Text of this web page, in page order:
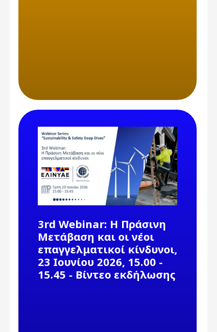
3rd Webinar: Η Πράσινη
Μετάβαση και οι νέοι
επαγγελματικοί κίνδυνοι,
23 Ιουνίου 2026, 15.00 -
15.45 - Βίντεο εκδήλωσης